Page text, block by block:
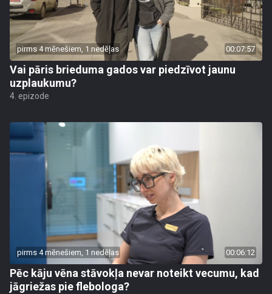
pirms 4 mēnešiem, 1 nedēļas 00:07:57
Vai pāris brieduma gados var piedzīvot jaunu
uzplaukumu?
4. epizode
pirms 4 mēnešiem, 1 nedēļas 00:06:12
Pēc kāju vēna stāvokļa nevar noteikt vecumu, kad
jāgriežas pie flebologa?